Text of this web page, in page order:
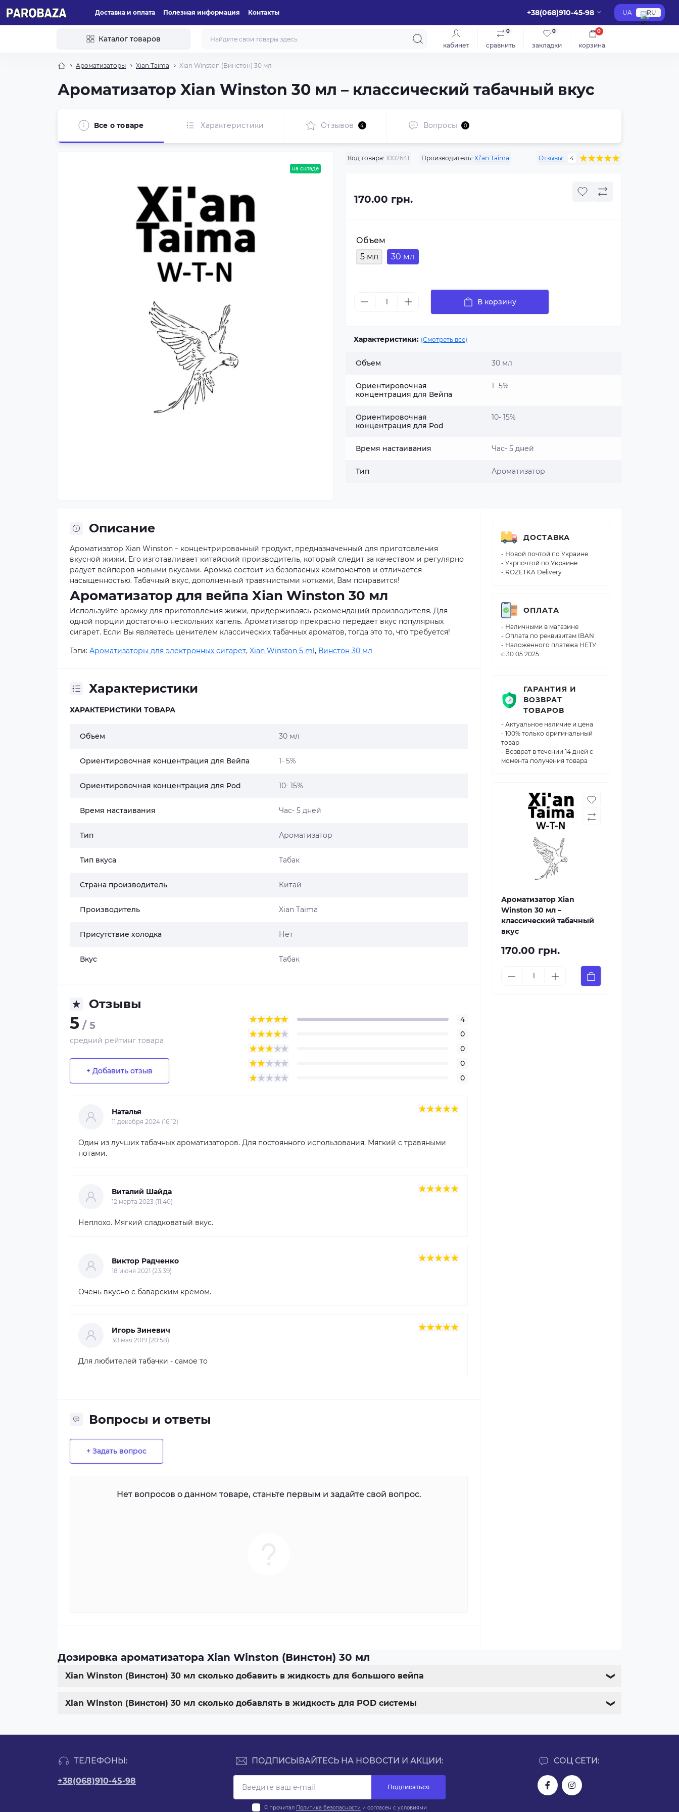
Доставка и оплата Полезная информация Контакты +38(068)910-45-98 UA RU
Каталог товаров
кабинет сравнить
0
закладки
0
корзина
0
Ароматизаторы Xian Taima Xian Winston (Винстон) 30 мл
Ароматизатор Xian Winston 30 мл – классический табачный вкус
Все о товаре Характеристики Отзывов 4 Вопросы 0
на складе
Код товара: 1002641 Производитель: Xi‘an Taima Отзывы: 4
170.00 грн.
Объем
5 мл
30 мл
В корзину
Характеристики: (Смотреть все)
Объем 30 мл
Ориентировочная
концентрация для Вейпа
1- 5%
Ориентировочная
концентрация для Pod
10- 15%
Время настаивания Час- 5 дней
Тип Ароматизатор
Описание
Ароматизатор Xian Winston – концентрированный продукт, предназначенный для приготовления
вкусной жижи. Его изготавливает китайский производитель, который следит за качеством и регулярно
радует вейперов новыми вкусами. Аромка состоит из безопасных компонентов и отличается
насыщенностью. Табачный вкус, дополненный травянистыми нотками, Вам понравится!
Ароматизатор для вейпа Xian Winston 30 мл
Используйте аромку для приготовления жижи, придерживаясь рекомендаций производителя. Для
одной порции достаточно нескольких капель. Ароматизатор прекрасно передает вкус популярных
сигарет. Если Вы являетесь ценителем классических табачных ароматов, тогда это то, что требуется!
Тэги: Ароматизаторы для электронных сигарет, Xian Winston 5 ml, Винстон 30 мл
Характеристики
ХАРАКТЕРИСТИКИ ТОВАРА
Объем 30 мл
Ориентировочная концентрация для Вейпа 1- 5%
Ориентировочная концентрация для Pod 10- 15%
Время настаивания Час- 5 дней
Тип Ароматизатор
Тип вкуса Табак
Страна производитель Китай
Производитель Xian Taima
Присутствие холодка Нет
Вкус Табак
Отзывы
5 / 5
средний рейтинг товара
+ Добавить отзыв
4
0
0
0
0
Наталья
11 декабря 2024 (16:12)
Один из лучших табачных ароматизаторов. Для постоянного использования. Мягкий с травяными
нотами.
Виталий Шайда
12 марта 2023 (11:40)
Неплохо. Мягкий сладковатый вкус.
Виктор Радченко
18 июня 2021 (23:39)
Очень вкусно с баварским кремом.
Игорь Зиневич
30 мая 2019 (20:58)
Для любителей табачки - самое то
Вопросы и ответы
+ Задать вопрос
Нет вопросов о данном товаре, станьте первым и задайте свой вопрос.
ДОСТАВКА
- Новой почтой по Украине
- Укрпочтой по Украине
- ROZETKA Delivery
ОПЛАТА
- Наличными в магазине
- Оплата по реквизитам IBAN
- Наложенного платежа НЕТУ
с 30.05.2025
ГАРАНТИЯ И
ВОЗВРАТ
ТОВАРОВ
- Актуальное наличие и цена
- 100% только оригинальный
товар
- Возврат в течении 14 дней с
момента получения товара
Ароматизатор Xian
Winston 30 мл –
классический табачный
вкус
170.00 грн.
Дозировка ароматизатора Xian Winston (Винстон) 30 мл
Xian Winston (Винстон) 30 мл сколько добавить в жидкость для большого вейпа ❯
Xian Winston (Винстон) 30 мл сколько добавлять в жидкость для POD системы ❯
ТЕЛЕФОНЫ:
+38(068)910-45-98
СОЦ СЕТИ:
ПОДПИСЫВАЙТЕСЬ НА НОВОСТИ И АКЦИИ:
Подписаться
Я прочитал Политика безопасности и согласен с условиями